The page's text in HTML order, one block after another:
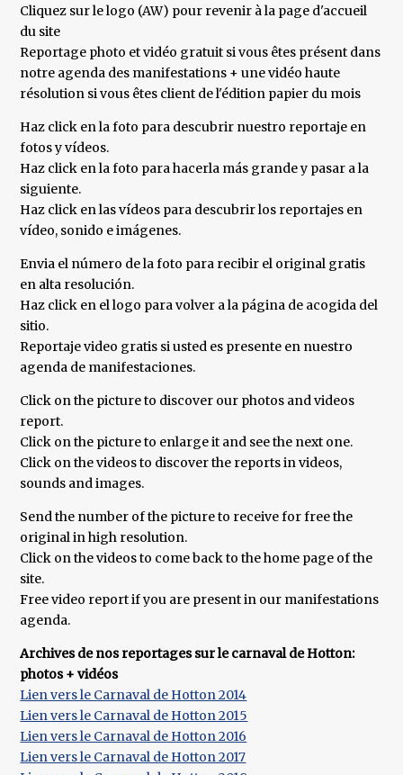
Cliquez sur le logo (AW) pour revenir à la page d'accueil
du site
Reportage photo et vidéo gratuit si vous êtes présent dans
notre agenda des manifestations + une vidéo haute
résolution si vous êtes client de l'édition papier du mois
Haz click en la foto para descubrir nuestro reportaje en
fotos y vídeos.
Haz click en la foto para hacerla más grande y pasar a la
siguiente.
Haz click en las vídeos para descubrir los reportajes en
vídeo, sonido e imágenes.
Envia el número de la foto para recibir el original gratis
en alta resolución.
Haz click en el logo para volver a la página de acogida del
sitio.
Reportaje video gratis si usted es presente en nuestro
agenda de manifestaciones.
Click on the picture to discover our photos and videos
report.
Click on the picture to enlarge it and see the next one.
Click on the videos to discover the reports in videos,
sounds and images.
Send the number of the picture to receive for free the
original in high resolution.
Click on the videos to come back to the home page of the
site.
Free video report if you are present in our manifestations
agenda.
Archives de nos reportages sur le carnaval de Hotton:
photos + vidéos
Lien vers le Carnaval de Hotton 2014
Lien vers le Carnaval de Hotton 2015
Lien vers le Carnaval de Hotton 2016
Lien vers le Carnaval de Hotton 2017